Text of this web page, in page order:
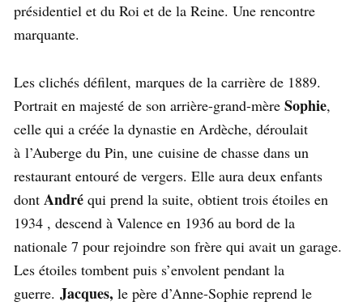
présidentiel et du Roi et de la Reine. Une rencontre
marquante.
Les clichés défilent, marques de la carrière de 1889.
Portrait en majesté de son arrière-grand-mère Sophie,
celle qui a créée la dynastie en Ardèche, déroulait
à l’Auberge du Pin, une cuisine de chasse dans un
restaurant entouré de vergers. Elle aura deux enfants
dont André qui prend la suite, obtient trois étoiles en
1934 , descend à Valence en 1936 au bord de la
nationale 7 pour rejoindre son frère qui avait un garage.
Les étoiles tombent puis s’envolent pendant la
guerre. Jacques, le père d’Anne-Sophie reprend le